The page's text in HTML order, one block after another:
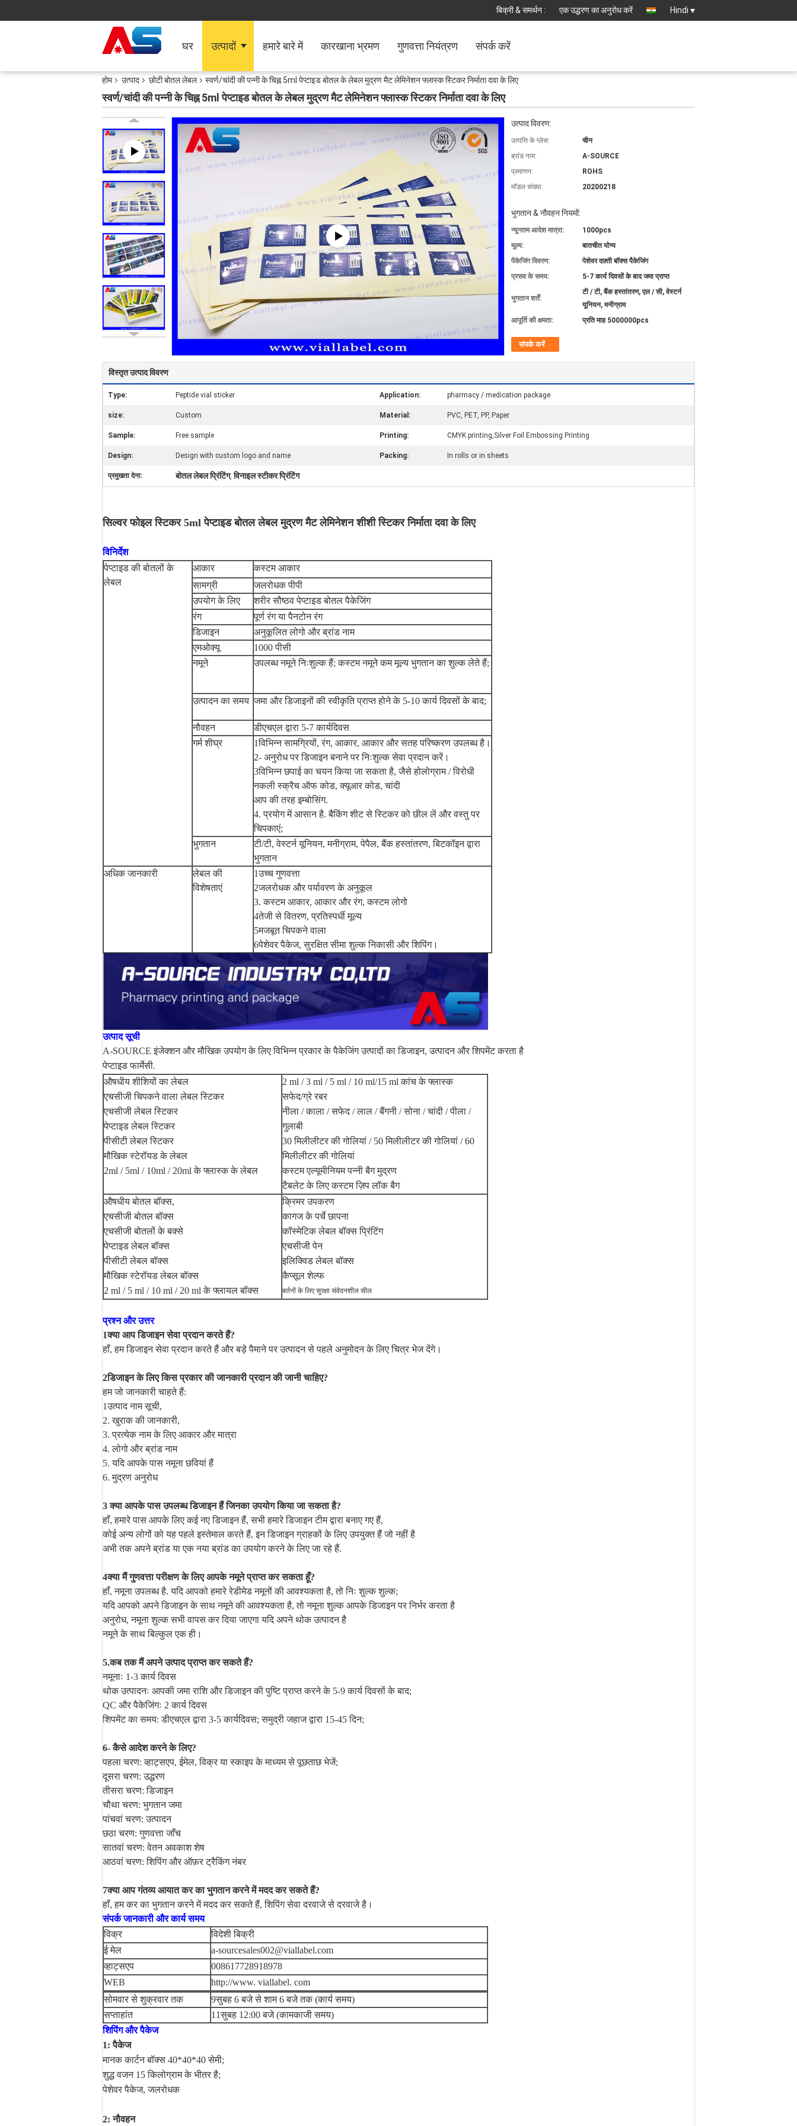
बिक्री & समर्थन : एक उद्धरण का अनुरोध करें Hindi
घर उत्पादों हमारे बारे में कारखाना भ्रमण गुणवत्ता नियंत्रण संपर्क करें
होम उत्पाद छोटी बोतल लेबल स्वर्ण/चांदी की पन्नी के चिह्न 5ml पेप्टाइड बोतल के लेबल मुद्रण मैट लेमिनेशन फ्लास्क स्टिकर निर्माता दवा के लिए
स्वर्ण/चांदी की पन्नी के चिह्न 5ml पेप्टाइड बोतल के लेबल मुद्रण मैट लेमिनेशन फ्लास्क स्टिकर निर्माता दवा के लिए
उत्पाद विवरण:
उत्पत्ति के प्लेस:
चीन
ब्रांड नाम:
A-SOURCE
प्रमाणन:
ROHS
मॉडल संख्या:
20200218
भुगतान & नौवहन नियमों:
न्यूनतम आदेश मात्रा:
1000pcs
मूल्य:
बातचीत योग्य
पैकेजिंग विवरण:
पेशेवर दफ़्ती बॉक्स पैकेजिंग
प्रसव के समय:
5-7 कार्य दिवसों के बाद जमा प्राप्त
भुगतान शर्तें:
टी / टी, बैंक हस्तांतरण, एल / सी, वेस्टर्न
यूनियन, मनीग्राम
आपूर्ति की क्षमता:
प्रति माह 5000000pcs
संपर्क करें
विस्तृत उत्पाद विवरण
Type: Peptide vial sticker Application: pharmacy / medication package
size: Custom Material: PVC, PET, PP, Paper
Sample: Free sample Printing: CMYK printing,Silver Foil Embossing Printing
Design: Design with custom logo and name Packing: In rolls or in sheets
प्रमुखता देना: बोतल लेबल प्रिंटिंग,विनाइल स्टीकर प्रिंटिंग
सिल्वर फोइल स्टिकर 5ml पेप्टाइड बोतल लेबल मुद्रण मैट लेमिनेशन शीशी स्टिकर निर्माता दवा के लिए
विनिर्देश
पेप्टाइड की बोतलों के
लेबल
आकार
कस्टम आकार
सामग्री
जलरोधक पीपी
उपयोग के लिए
शरीर सौष्ठव पेप्टाइड बोतल पैकेजिंग
रंग
पूर्ण रंग या पैनटोन रंग
डिजाइन
अनुकूलित लोगो और ब्रांड नाम
एमओक्यू
1000 पीसी
नमूने
उपलब्ध नमूने निःशुल्क हैं; कस्टम नमूने कम मूल्य भुगतान का शुल्क लेते हैं;
उत्पादन का समय जमा और डिजाइनों की स्वीकृति प्राप्त होने के 5-10 कार्य दिवसों के बाद;
नौवहन
डीएचएल द्वारा 5-7 कार्यदिवस
गर्म शीघ्र
1विभिन्न सामग्रियों, रंग, आकार, आकार और सतह परिष्करण उपलब्ध है।
2- अनुरोध पर डिजाइन बनाने पर निःशुल्क सेवा प्रदान करें।
3विभिन्न छपाई का चयन किया जा सकता है, जैसे होलोग्राम / विरोधी
नकली स्क्रैच ऑफ कोड, क्यूआर कोड, चांदी
आप की तरह इम्बोसिंग.
4. प्रयोग में आसान है. बैकिंग शीट से स्टिकर को छील लें और वस्तु पर
चिपकाएं;
भुगतान
टी/टी, वेस्टर्न यूनियन, मनीग्राम, पेपैल, बैंक हस्तांतरण, बिटकॉइन द्वारा
भुगतान
अधिक जानकारी
लेबल की
विशेषताएं
1उच्च गुणवत्ता
2जलरोधक और पर्यावरण के अनुकूल
3. कस्टम आकार, आकार और रंग, कस्टम लोगो
4तेजी से वितरण, प्रतिस्पर्धी मूल्य
5मजबूत चिपकने वाला
6पेशेवर पैकेज, सुरक्षित सीमा शुल्क निकासी और शिपिंग।
उत्पाद सूची
A-SOURCE इंजेक्शन और मौखिक उपयोग के लिए विभिन्न प्रकार के पैकेजिंग उत्पादों का डिजाइन, उत्पादन और शिपमेंट करता है
पेप्टाइड फार्मेसी.
औषधीय शीशियों का लेबल
एचसीजी चिपकने वाला लेबल स्टिकर
एचसीजी लेबल स्टिकर
पेप्टाइड लेबल स्टिकर
पीसीटी लेबल स्टिकर
मौखिक स्टेरॉयड के लेबल
2ml / 5ml / 10ml / 20ml के फ्लास्क के लेबल
2 ml / 3 ml / 5 ml / 10 ml/15 ml कांच के फ्लास्क
सफेद/ग्रे रबर
नीला / काला / सफेद / लाल / बैंगनी / सोना / चांदी / पीला /
गुलाबी
30 मिलीलीटर की गोलियां / 50 मिलीलीटर की गोलियां / 60
मिलीलीटर की गोलियां
कस्टम एल्यूमीनियम पन्नी बैग मुद्रण
टैबलेट के लिए कस्टम ज़िप लॉक बैग
औषधीय बोतल बॉक्स,
एचसीजी बोतल बॉक्स
एचसीजी बोतलों के बक्से
पेप्टाइड लेबल बॉक्स
पीसीटी लेबल बॉक्स
मौखिक स्टेरॉयड लेबल बॉक्स
2 ml / 5 ml / 10 ml / 20 ml के फ्लायल बॉक्स
क्रिमर उपकरण
कागज के पर्चे छापना
कॉस्मेटिक लेबल बॉक्स प्रिंटिंग
एचसीजी पेन
इलिक्विड लेबल बॉक्स
कैप्सूल शेल्फ
बर्तनों के लिए सुरक्षा संवेदनशील सील
प्रश्न और उत्तर
1क्या आप डिजाइन सेवा प्रदान करते हैं?
हाँ, हम डिजाइन सेवा प्रदान करते हैं और बड़े पैमाने पर उत्पादन से पहले अनुमोदन के लिए चित्र भेज देंगे।
2डिजाइन के लिए किस प्रकार की जानकारी प्रदान की जानी चाहिए?
हम जो जानकारी चाहते हैं:
1उत्पाद नाम सूची,
2. खुराक की जानकारी,
3. प्रत्येक नाम के लिए आकार और मात्रा
4. लोगो और ब्रांड नाम
5. यदि आपके पास नमूना छवियां हैं
6. मुद्रण अनुरोध
3 क्या आपके पास उपलब्ध डिजाइन हैं जिनका उपयोग किया जा सकता है?
हाँ, हमारे पास आपके लिए कई नए डिजाइन हैं, सभी हमारे डिजाइन टीम द्वारा बनाए गए हैं,
कोई अन्य लोगों को यह पहले इस्तेमाल करते हैं, इन डिजाइन ग्राहकों के लिए उपयुक्त हैं जो नहीं है
अभी तक अपने ब्रांड या एक नया ब्रांड का उपयोग करने के लिए जा रहे हैं.
4क्या मैं गुणवत्ता परीक्षण के लिए आपके नमूने प्राप्त कर सकता हूँ?
हाँ, नमूना उपलब्ध है. यदि आपको हमारे रेडीमेड नमूनों की आवश्यकता है, तो निः शुल्क शुल्क;
यदि आपको अपने डिजाइन के साथ नमूने की आवश्यकता है, तो नमूना शुल्क आपके डिजाइन पर निर्भर करता है
अनुरोध, नमूना शुल्क सभी वापस कर दिया जाएगा यदि अपने थोक उत्पादन है
नमूने के साथ बिल्कुल एक ही।
5.कब तक मैं अपने उत्पाद प्राप्त कर सकते हैं?
नमूनाः 1-3 कार्य दिवस
थोक उत्पादनः आपकी जमा राशि और डिजाइन की पुष्टि प्राप्त करने के 5-9 कार्य दिवसों के बाद;
QC और पैकेजिंगः 2 कार्य दिवस
शिपमेंट का समय: डीएचएल द्वारा 3-5 कार्यदिवस; समुद्री जहाज द्वारा 15-45 दिन;
6- कैसे आदेश करने के लिए?
पहला चरण: व्हाट्सएप, ईमेल, विक्र या स्काइप के माध्यम से पूछताछ भेजें;
दूसरा चरण: उद्धरण
तीसरा चरण: डिजाइन
चौथा चरण: भुगतान जमा
पांचवां चरण: उत्पादन
छठा चरण: गुणवत्ता जाँच
सातवां चरण: वेतन अवकाश शेष
आठवां चरण: शिपिंग और ऑफ़र ट्रैकिंग नंबर
7क्या आप गंतव्य आयात कर का भुगतान करने में मदद कर सकते हैं?
हाँ, हम कर का भुगतान करने में मदद कर सकते हैं, शिपिंग सेवा दरवाजे से दरवाजे है।
संपर्क जानकारी और कार्य समय
विक्र
विदेशी बिक्री
ई मेल
a-sourcesales002@viallabel.com
व्हाट्सएप
008617728918978
WEB
http://www. viallabel. com
सोमवार से शुक्रवार तक
9सुबह 6 बजे से शाम 6 बजे तक (कार्य समय)
सप्ताहांत
11सुबह 12:00 बजे (कामकाजी समय)
शिपिंग और पैकेज
1: पैकेज
मानक कार्टन बॉक्स 40*40*40 सेमी;
शुद्ध वजन 15 किलोग्राम के भीतर है;
पेशेवर पैकेज, जलरोधक
2: नौवहन